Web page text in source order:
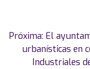
Próxima: El
urbanísticas en
Industriales